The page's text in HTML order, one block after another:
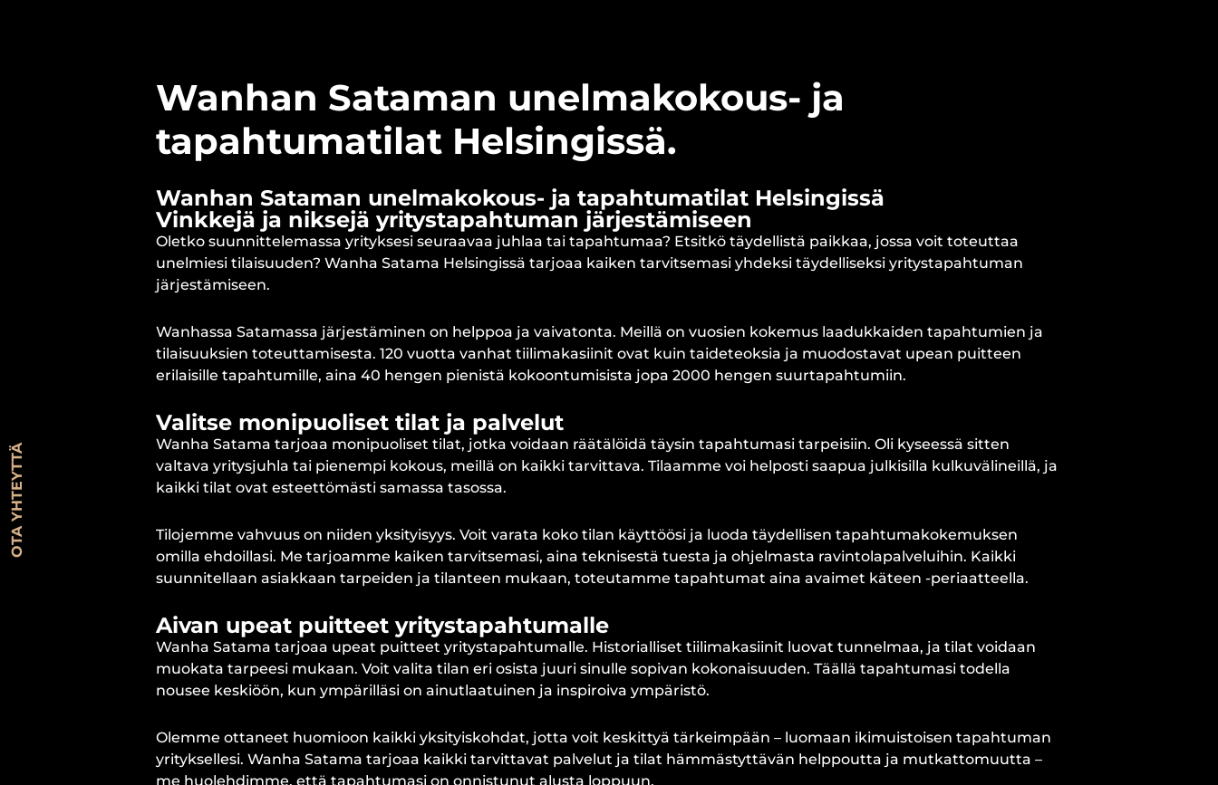
Wanhan Sataman unelmakokous- ja
tapahtumatilat Helsingissä.
Wanhan Sataman unelmakokous- ja tapahtumatilat Helsingissä
Vinkkejä ja niksejä yritystapahtuman järjestämiseen
Oletko suunnittelemassa yrityksesi seuraavaa juhlaa tai tapahtumaa? Etsitkö täydellistä paikkaa, jossa voit toteuttaa
unelmiesi tilaisuuden? Wanha Satama Helsingissä tarjoaa kaiken tarvitsemasi yhdeksi täydelliseksi yritystapahtuman
järjestämiseen.
Wanhassa Satamassa järjestäminen on helppoa ja vaivatonta. Meillä on vuosien kokemus laadukkaiden tapahtumien ja
tilaisuuksien toteuttamisesta. 120 vuotta vanhat tiilimakasiinit ovat kuin taideteoksia ja muodostavat upean puitteen
erilaisille tapahtumille, aina 40 hengen pienistä kokoontumisista jopa 2000 hengen suurtapahtumiin.
Valitse monipuoliset tilat ja palvelut
Wanha Satama tarjoaa monipuoliset tilat, jotka voidaan räätälöidä täysin tapahtumasi tarpeisiin. Oli kyseessä sitten
valtava yritysjuhla tai pienempi kokous, meillä on kaikki tarvittava. Tilaamme voi helposti saapua julkisilla kulkuvälineillä, ja
kaikki tilat ovat esteettömästi samassa tasossa.
Tilojemme vahvuus on niiden yksityisyys. Voit varata koko tilan käyttöösi ja luoda täydellisen tapahtumakokemuksen
omilla ehdoillasi. Me tarjoamme kaiken tarvitsemasi, aina teknisestä tuesta ja ohjelmasta ravintolapalveluihin. Kaikki
suunnitellaan asiakkaan tarpeiden ja tilanteen mukaan, toteutamme tapahtumat aina avaimet käteen -periaatteella.
Aivan upeat puitteet yritystapahtumalle
Wanha Satama tarjoaa upeat puitteet yritystapahtumalle. Historialliset tiilimakasiinit luovat tunnelmaa, ja tilat voidaan
muokata tarpeesi mukaan. Voit valita tilan eri osista juuri sinulle sopivan kokonaisuuden. Täällä tapahtumasi todella
nousee keskiöön, kun ympärilläsi on ainutlaatuinen ja inspiroiva ympäristö.
Olemme ottaneet huomioon kaikki yksityiskohdat, jotta voit keskittyä tärkeimpään – luomaan ikimuistoisen tapahtuman
yrityksellesi. Wanha Satama tarjoaa kaikki tarvittavat palvelut ja tilat hämmästyttävän helppoutta ja mutkattomuutta –
me huolehdimme, että tapahtumasi on onnistunut alusta loppuun.
OTA YHTEYTTÄ